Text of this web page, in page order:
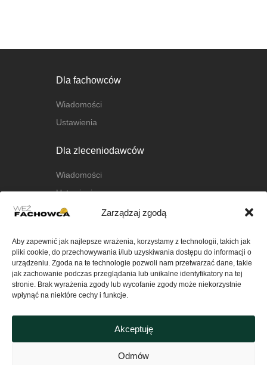
Zarządzaj zgodą
Aby zapewnić jak najlepsze wrażenia, korzystamy z technologii, takich jak
pliki cookie, do przechowywania i/lub uzyskiwania dostępu do informacji o
urządzeniu. Zgoda na te technologie pozwoli nam przetwarzać dane, takie
jak zachowanie podczas przeglądania lub unikalne identyfikatory na tej
stronie. Brak wyrażenia zgody lub wycofanie zgody może niekorzystnie
wpłynąć na niektóre cechy i funkcje.
Akceptuję
Odmów
Dla fachowców
Wiadomości
Ustawienia
Dla zleceniodawców
Wiadomości
Ustawienia
O platformie
FAQ
Kontakt
Polityka Prywatności serwisu